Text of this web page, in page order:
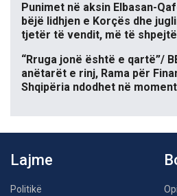
Punimet në aksin Elbasan-
bëjë lidhjen e Korçës dhe
tjetër të vendit, më të shpejtë
“Rruga jonë është e qartë”/
anëtarët e rinj, Rama për
Shqipëria ndodhet në
Lajme
Politikë